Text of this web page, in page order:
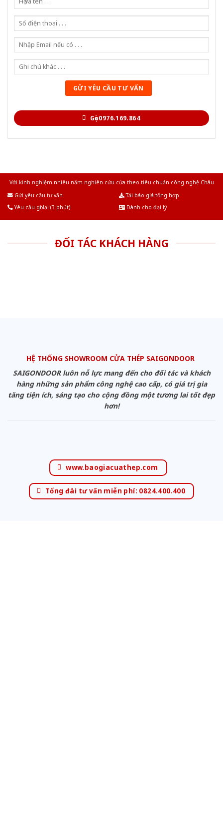
Gọi 0976.169.864
Với kinh nghiệm nhiêu năm nghiên cứu cửa theo tiêu chuẩn công nghệ Châu
Gửi yêu cầu tư vấn
Tải báo giá tổng hợp
Yêu cầu gọi lại (3 phút)
Dành cho đại lý
ĐỐI TÁC KHÁCH HÀNG
HỆ THỐNG SHOWROOM CỬA THÉP SAIGONDOOR
SAIGONDOOR luôn nỗ lực mang đến cho đối tác và khách
hàng những sản phẩm công nghệ cao cấp, có giá trị gia
tăng tiện ích, sáng tạo cho cộng đồng một tương lai tốt đẹp
hơn!
www.baogiacuathep.com
Tổng đài tư vấn miễn phí: 0824.400.400